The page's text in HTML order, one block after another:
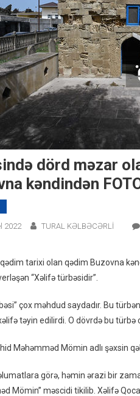
dörd məzar
kəndindən
2022 TURAL KƏLBƏCƏRLİ
tarixi olan qədim Buzovna
“Xəlifə türbəsidir”.
çox məhdud saydadır. Bu
təyin edilirdi. O dövrdə bu türbə
Məhəmməd Mömin adlı şəxsin
görə, həmin ərazi bir
Mömin” məscidi tikilib. Xəlifə